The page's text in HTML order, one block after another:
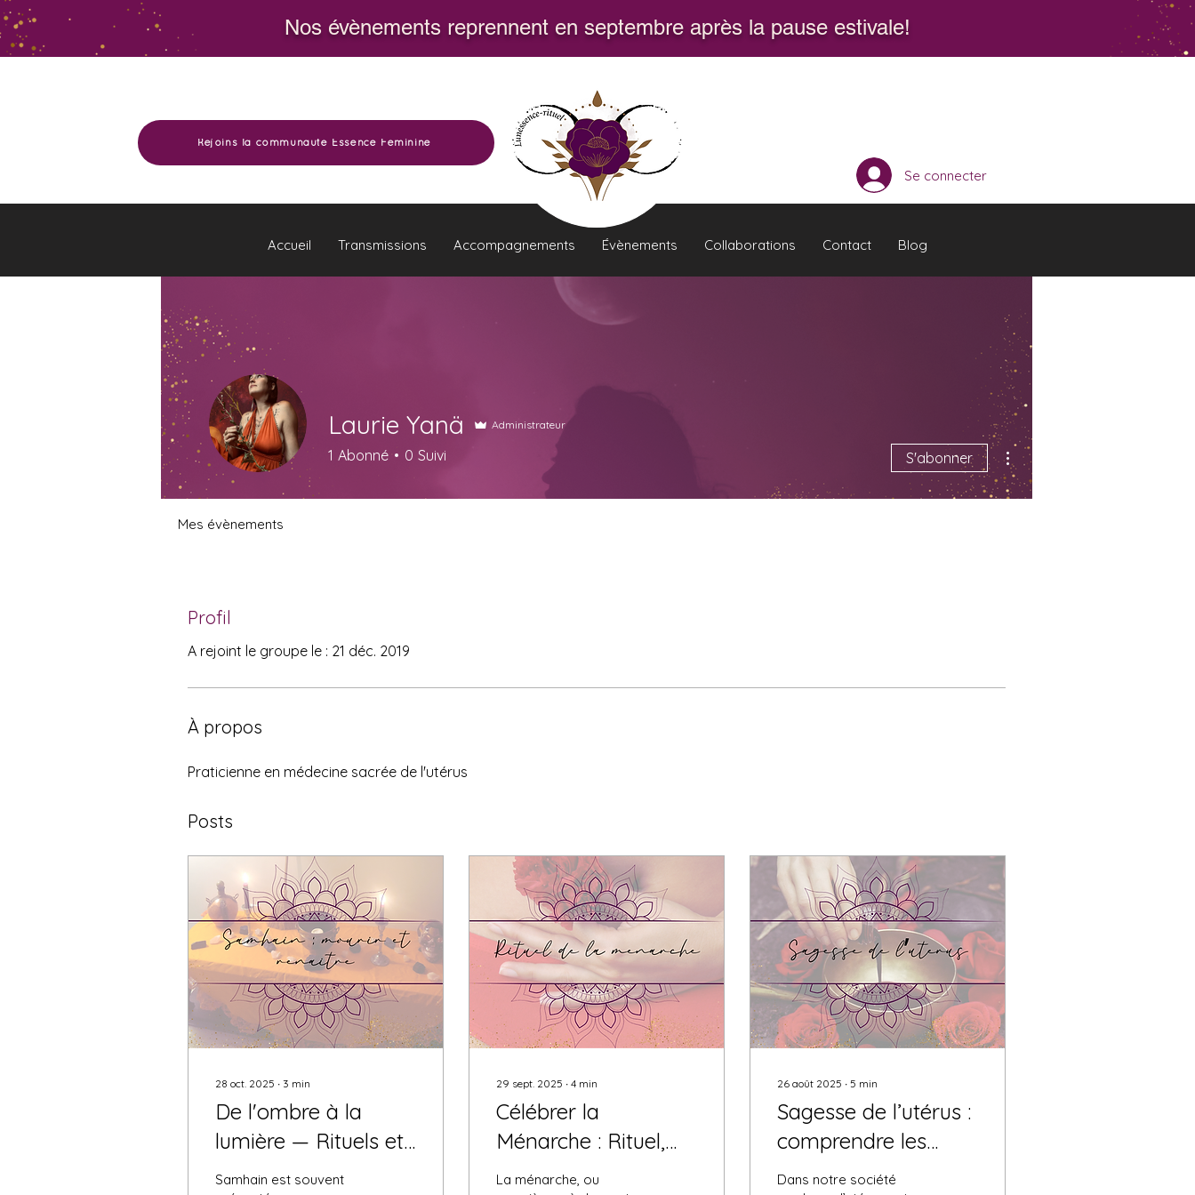
Nos évènements reprennent en septembre après la pause estivale!
Accueil Transmissions Accompagnements Évènements Collaborations Contact Blog
Rejoins la communauté Essence Féminine
Se connecter
Profil
A rejoint le groupe le : 21 déc. 2019
À propos
Praticienne en médecine sacrée de l'utérus
Posts
28 oct. 2025 ∙ 3 min
De l'ombre à la
lumière — Rituels et
Samhain : mourir et
Samhain est souvent
29 sept. 2025 ∙ 4 min
Célébrer la
Ménarche : Rituel,
guérison et
La ménarche, ou
26 août 2025 ∙ 5 min
Sagesse de l’utérus :
comprendre les
mystères du ventre
Dans notre société
Laurie Yanä Administrateur
1 Abonné 0 Suivi S'abonner
Plus d'actions
Mes évènements